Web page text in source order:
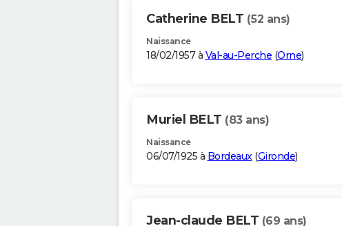
Catherine BELT (52 ans)
Naissance
18/02/1957 à Val-au-Perche (Orne)
Muriel BELT (83 ans)
Naissance
06/07/1925 à Bordeaux(Gironde)
Jean-claude BELT (69 ans)